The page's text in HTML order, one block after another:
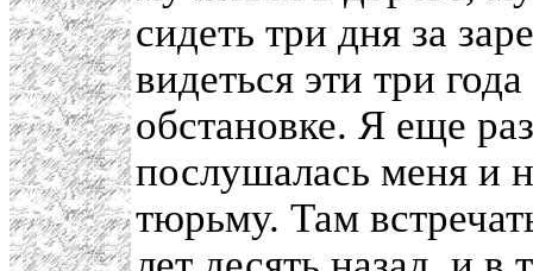
сидеть три дня за
видеться эти три
обстановке. Я еще
послушалась меня и
тюрьму. Там